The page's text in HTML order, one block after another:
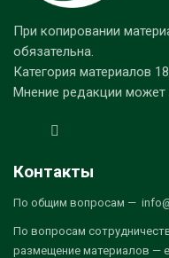
При копировании
обязательна.
Категория материалов
Мнение редакции может
Контакты
По общим вопросам —
По вопросам
размещение материалов —